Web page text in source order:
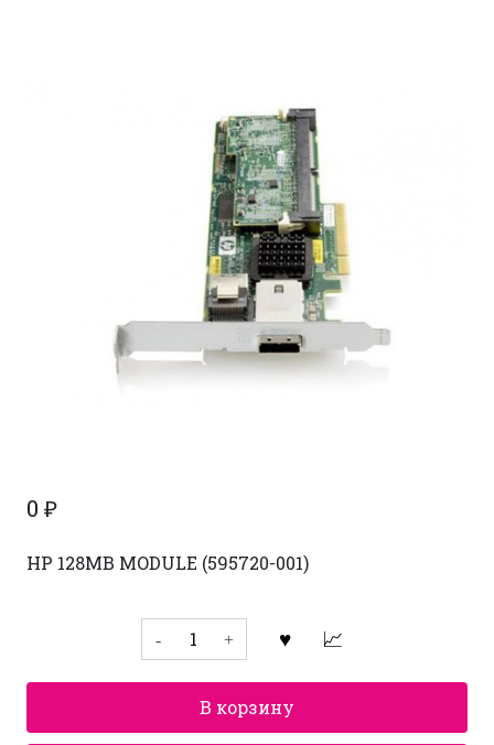
0 ₽
HP 128MB MODULE (595720-001)
Количество
товара
Рейд-
контроллер
595720-
001
В корзину